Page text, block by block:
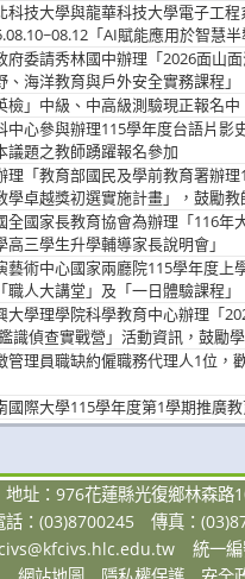
科技大學與龍華科技大學電子工
「AI賦能應用於智慧
踴躍報名參加
府委請秀林國中辦理「2026面山
、海洋教育與戶外安全實務課程」
檢」中級、中高級測驗現正報名中
中心參與辦理115學年度台語片影
議題之教師踴躍報名參加
理「教育部國民及學前教育署辦理
學卓越獎初選實施計畫」，鼓勵教
全國家長教育協會為辦理「116年
高三學生升學輔導家長說明會」
藝術中心國家兩廳院115學年度上
人大講堂」及「一日體驗課程」
大學理學院科學教育中心辦理「
識偵查實戰營」活動資訊，鼓勵
管理員職缺約僱職務代理人1位，
國際大學115學年度第1學期推廣
地址：976花蓮縣光復鄉林森路
話：(03)8700245
傳真：
統一